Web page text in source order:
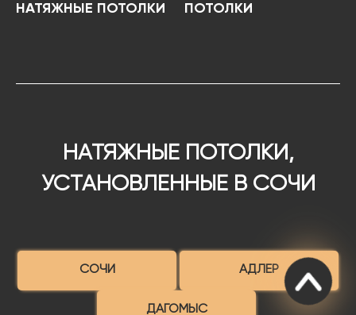
НАТЯЖНЫЕ ПОТОЛКИ
ПОТОЛКИ
НАТЯЖНЫЕ ПОТОЛКИ,
УСТАНОВЛЕННЫЕ В СОЧИ
СОЧИ АДЛЕР
ДАГОМЫС